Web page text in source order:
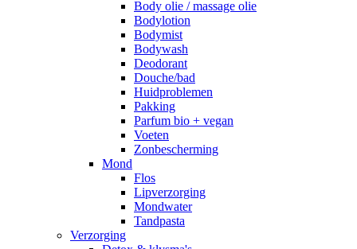
Body olie / massage olie
Bodylotion
Bodymist
Bodywash
Deodorant
Douche/bad
Huidproblemen
Pakking
Parfum bio + vegan
Voeten
Zonbescherming
Mond
Flos
Lipverzorging
Mondwater
Tandpasta
Verzorging